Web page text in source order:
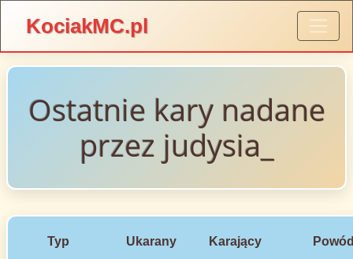
KociakMC.pl
Ostatnie kary nadane
przez judysia_
Typ Ukarany Karający